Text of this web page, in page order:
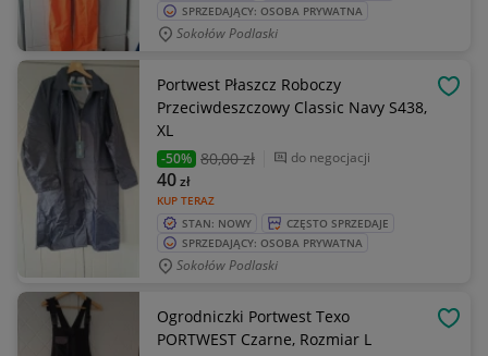
SPRZEDAJĄCY: OSOBA PRYWATNA
Sokołów Podlaski
Portwest Płaszcz Roboczy
Przeciwdeszczowy Classic Navy S438,
XL
-50% 80,00 zł do negocjacji
KUP TERAZ
40zł
STAN: NOWY
CZĘSTO SPRZEDAJE
SPRZEDAJĄCY: OSOBA PRYWATNA
Sokołów Podlaski
Ogrodniczki Portwest Texo
PORTWEST Czarne, Rozmiar L